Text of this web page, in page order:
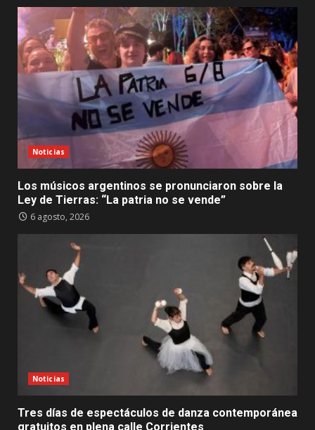
Noticias
Los músicos argentinos se pronunciaron sobre la
Ley de Tierras: “La patria no se vende”
6 agosto, 2026
Noticias
Tres días de espectáculos de danza contemporánea
gratuitos en plena calle Corrientes